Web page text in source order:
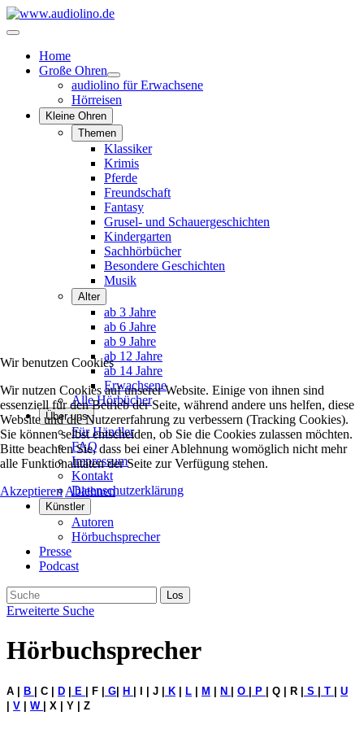
Home
Große Ohren
audiolino für Erwachsene
Hörreisen
Kleine Ohren
Themen
Klassiker
Krimis
Pferde
Freundschaft
Fantasy
Grusel- und Schauergeschichten
Kindergarten
Sachhörbücher
Besondere Geschichten
Musik
Alter
ab 3 Jahre
ab 6 Jahre
ab 9 Jahre
ab 12 Jahre
ab 14 Jahre
Erwachsene
Alle Hörbücher
Über uns
Für Händler
FAQ
Impressum
Kontakt
Datenschutzerklärung
Künstler
Autoren
Hörbuchsprecher
Presse
Podcast
Erweiterte Suche
Hörbuchsprecher
A | B | C | D E | F | G H | I | J | K L M N O P | Q | R | S T
U
V W | X | Y | Z
Wir benutzen Cookies
Wir nutzen Cookies auf unserer Website. Einige von ihnen sind
essenziell für den Betrieb der Seite, während andere uns helfen, diese
Website und die Nutzererfahrung zu verbessern (Tracking Cookies).
Sie können selbst entscheiden, ob Sie die Cookies zulassen möchten.
Bitte beachten Sie, dass bei einer Ablehnung womöglich nicht mehr
alle Funktionalitäten der Seite zur Verfügung stehen.
Akzeptieren Ablehnen